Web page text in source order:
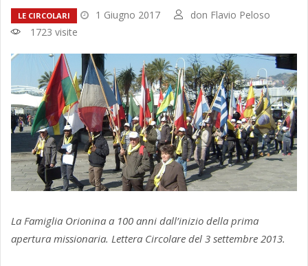
LE CIRCOLARI 1 Giugno 2017
don Flavio Peloso
1723 visite
La Famiglia Orionina a 100 anni dall’inizio della prima
apertura missionaria. Lettera Circolare del 3 settembre 2013.